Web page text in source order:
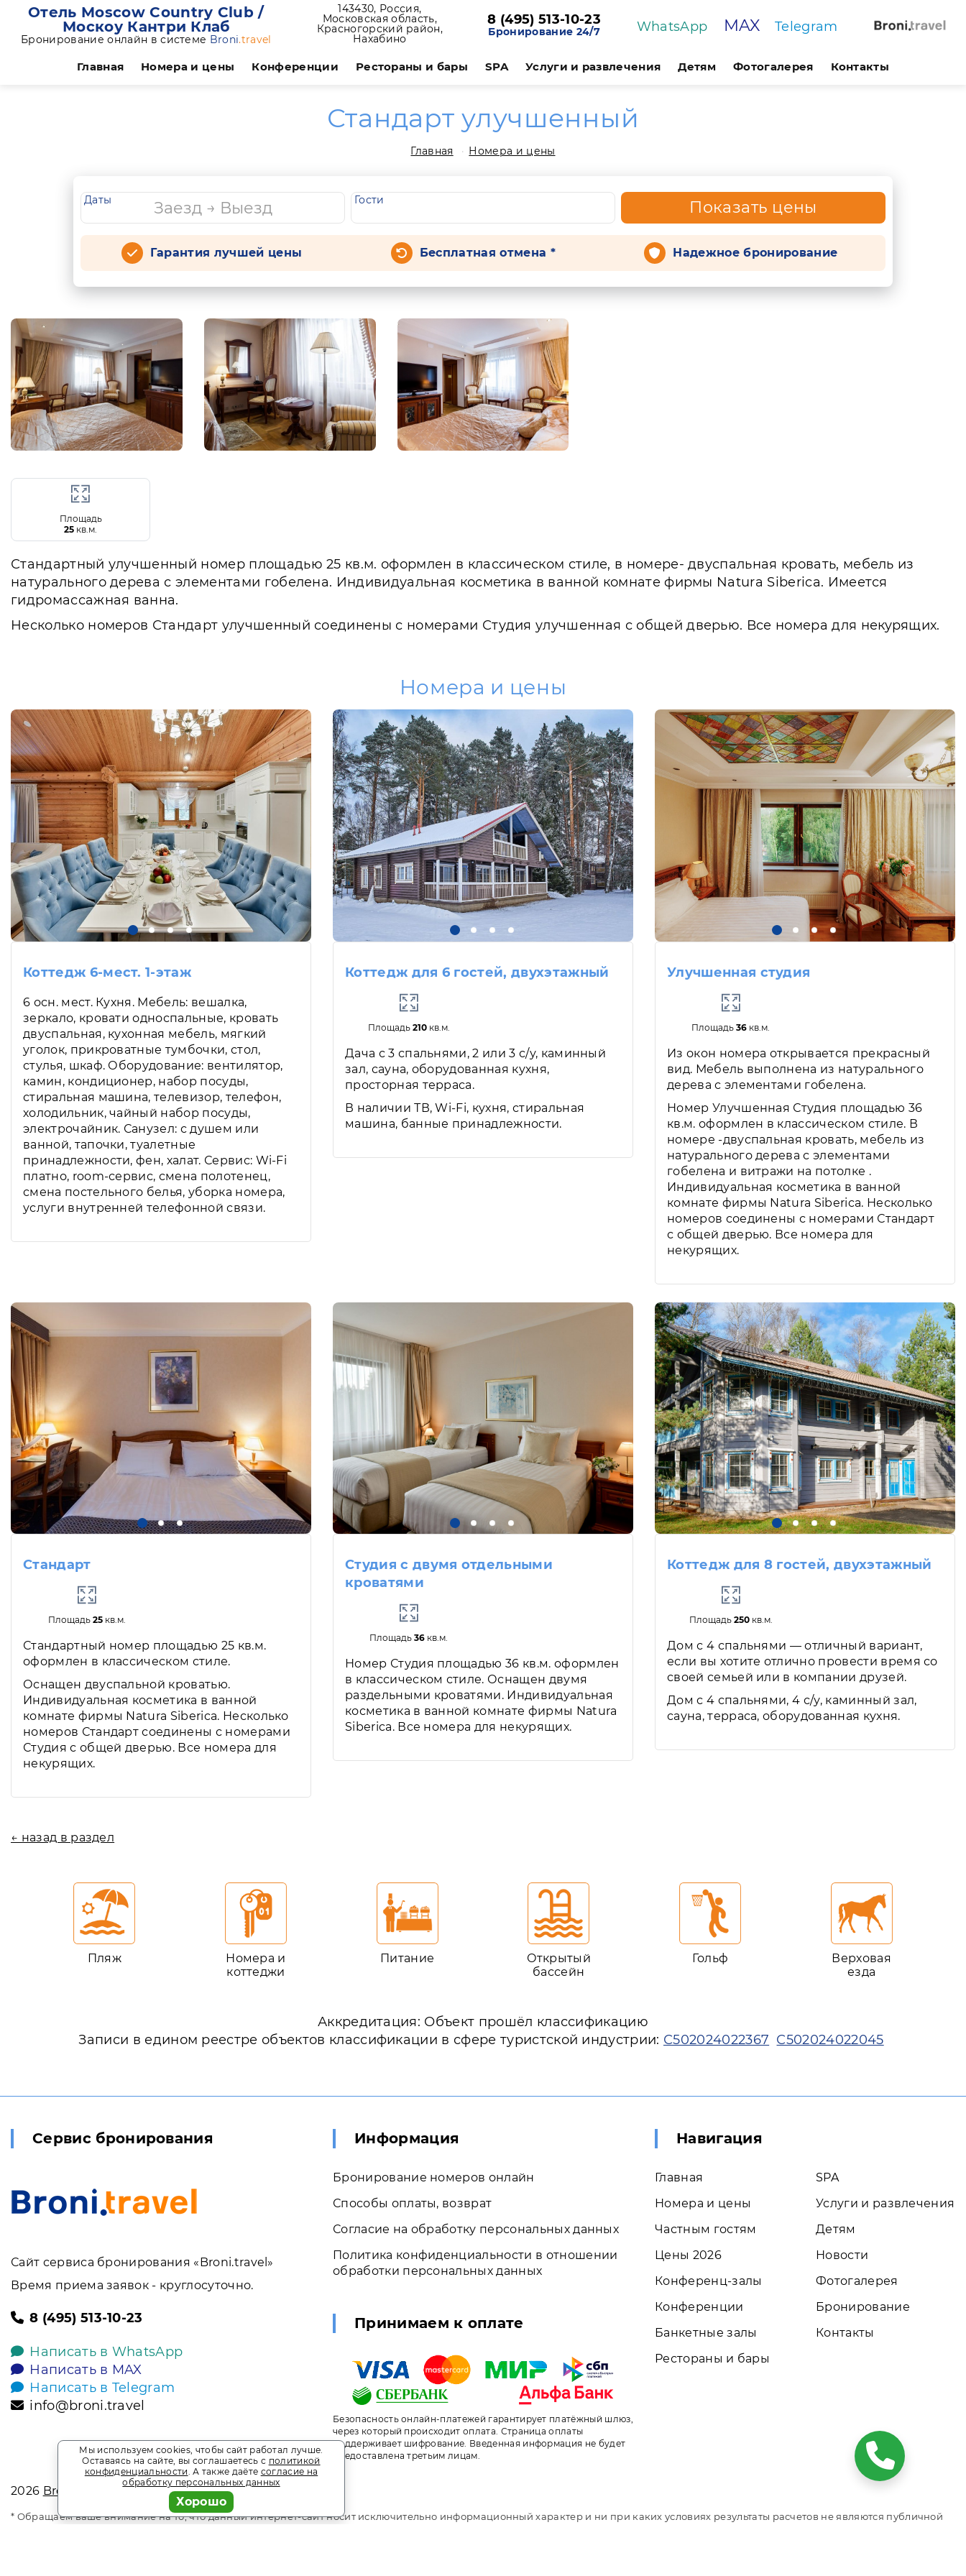
Отель Moscow Country Club /
Москоу Кантри Клаб
Бронирование онлайн в системе Broni.travel
143430, Россия,
Московская область,
Красногорский район,
Нахабино
8 (495) 513-10-23
Бронирование 24/7 WhatsApp MAX Telegram
Главная Номера и цены Конференции Рестораны и бары SPA Услуги и развлечения Детям Фотогалерея Контакты
Стандарт улучшенный
Главная Номера и цены
Даты Гости Показать цены
Гарантия лучшей цены Бесплатная отмена * Надежное бронирование
Площадь
25 кв.м.
Стандартный улучшенный номер площадью 25 кв.м. оформлен в классическом стиле, в номере- двуспальная кровать, мебель из
натурального дерева с элементами гобелена. Индивидуальная косметика в ванной комнате фирмы Natura Siberica. Имеется
гидромассажная ванна.
Несколько номеров Стандарт улучшенный соединены с номерами Студия улучшенная с общей дверью. Все номера для некурящих.
Номера и цены
Коттедж 6-мест. 1-этаж
6 осн. мест. Кухня. Мебель: вешалка,
зеркало, кровати односпальные, кровать
двуспальная, кухонная мебель, мягкий
уголок, прикроватные тумбочки, стол,
стулья, шкаф. Оборудование: вентилятор,
камин, кондиционер, набор посуды,
стиральная машина, телевизор, телефон,
холодильник, чайный набор посуды,
электрочайник. Санузел: с душем или
ванной, тапочки, туалетные
принадлежности, фен, халат. Сервис: Wi-Fi
платно, room-сервис, смена полотенец,
смена постельного белья, уборка номера,
услуги внутренней телефонной связи.
Коттедж для 6 гостей, двухэтажный
Площадь 210кв.м.
Дача с 3 спальнями, 2 или 3 с/у, каминный
зал, сауна, оборудованная кухня,
просторная терраса.
В наличии ТВ, Wi-Fi, кухня, стиральная
машина, банные принадлежности.
Улучшенная студия
Площадь36 кв.м.
Из окон номера открывается прекрасный
вид. Мебель выполнена из натурального
дерева с элементами гобелена.
Номер Улучшенная Студия площадью 36
кв.м. оформлен в классическом стиле. В
номере -двуспальная кровать, мебель из
натурального дерева с элементами
гобелена и витражи на потолке .
Индивидуальная косметика в ванной
комнате фирмы Natura Siberica. Несколько
номеров соединены с номерами Стандарт
с общей дверью. Все номера для
некурящих.
Стандарт
Площадь 25кв.м.
Стандартный номер площадью 25 кв.м.
оформлен в классическом стиле.
Оснащен двуспальной кроватью.
Индивидуальная косметика в ванной
комнате фирмы Natura Siberica. Несколько
номеров Стандарт соединены с номерами
Студия с общей дверью. Все номера для
некурящих.
Студия с двумя отдельными
кроватями
Площадь36 кв.м.
Номер Студия площадью 36 кв.м. оформлен
в классическом стиле. Оснащен двумя
раздельными кроватями. Индивидуальная
косметика в ванной комнате фирмы Natura
Siberica. Все номера для некурящих.
Коттедж для 8 гостей, двухэтажный
Площадь 250кв.м.
Дом с 4 спальнями — отличный вариант,
если вы хотите отлично провести время со
своей семьей или в компании друзей.
Дом с 4 спальнями, 4 с/у, каминный зал,
сауна, терраса, оборудованная кухня.
← назад в раздел
Пляж
Номера и
коттеджи
Питание
Открытый
бассейн
Гольф
Верховая
езда
Аккредитация: Объект прошёл классификацию
Записи в едином реестре объектов классификации в сфере туристской индустрии: С502024022367 С502024022045
Сервис бронирования
Сайт сервиса бронирования «Broni.travel»
Время приема заявок - круглосуточно.
8 (495) 513-10-23
Написать в WhatsApp
Написать в MAX
Написать в Telegram
info@broni.travel
Информация
Бронирование номеров онлайн
Способы оплаты, возврат
Согласие на обработку персональных данных
Политика конфиденциальности в отношении
обработки персональных данных
Принимаем к оплате
Безопасность онлайн-платежей гарантирует платёжный шлюз,
через который происходит оплата. Страница оплаты
поддерживает шифрование. Введенная информация не будет
предоставлена третьим лицам.
Навигация
Главная
Номера и цены
Частным гостям
Цены 2026
Конференц-залы
Конференции
Банкетные залы
Рестораны и бары
SPA
Услуги и развлечения
Детям
Новости
Фотогалерея
Бронирование
Контакты
2026 Broni.travel
* Обращаем ваше внимание на то, что данный интернет-сайт носит исключительно информационный характер и ни при каких условиях результаты расчетов не являются публичной
Мы используем cookies, чтобы сайт работал лучше.
Оставаясь на сайте, вы соглашаетесь с политикой
конфиденциальности. А также даёте согласие на
обработку персональных данных
Хорошо